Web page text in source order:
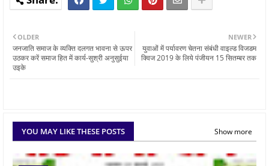
NEWER
युवाओं में पर्यावरण चेतना संबंधी वाइल्ड विजडम
क्विज 2019 के लिये पंजीयन 15 सितम्बर तक
OLDER
जनजाति समाज के व्यक्ति दलगत भावना से ऊपर
उठकर करें समाज हित में कार्य-सुश्री अनुसुईया
उइके
YOU MAY LIKE THESE POSTS Show more